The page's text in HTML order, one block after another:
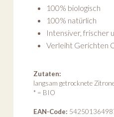
100% biologisch
100% natürlich
Intensiver, frischer
Verleiht Gerichten
Zutaten:
langsam getrocknete
* = BIO
EAN-Code: